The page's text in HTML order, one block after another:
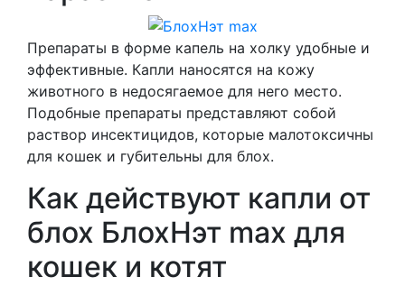
Препараты в форме капель на холку удобные и
эффективные. Капли наносятся на кожу
животного в недосягаемое для него место.
Подобные препараты представляют собой
раствор инсектицидов, которые малотоксичны
для кошек и губительны для блох.
Как действуют капли от
блох БлохНэт max для
кошек и котят